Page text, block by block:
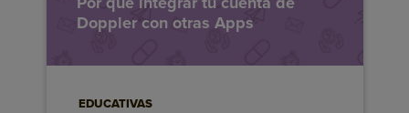
Doppler con otras Apps
EDUCATIVAS
EN ESTA CÁPSULA APRENDERÁS A:
tu negocio